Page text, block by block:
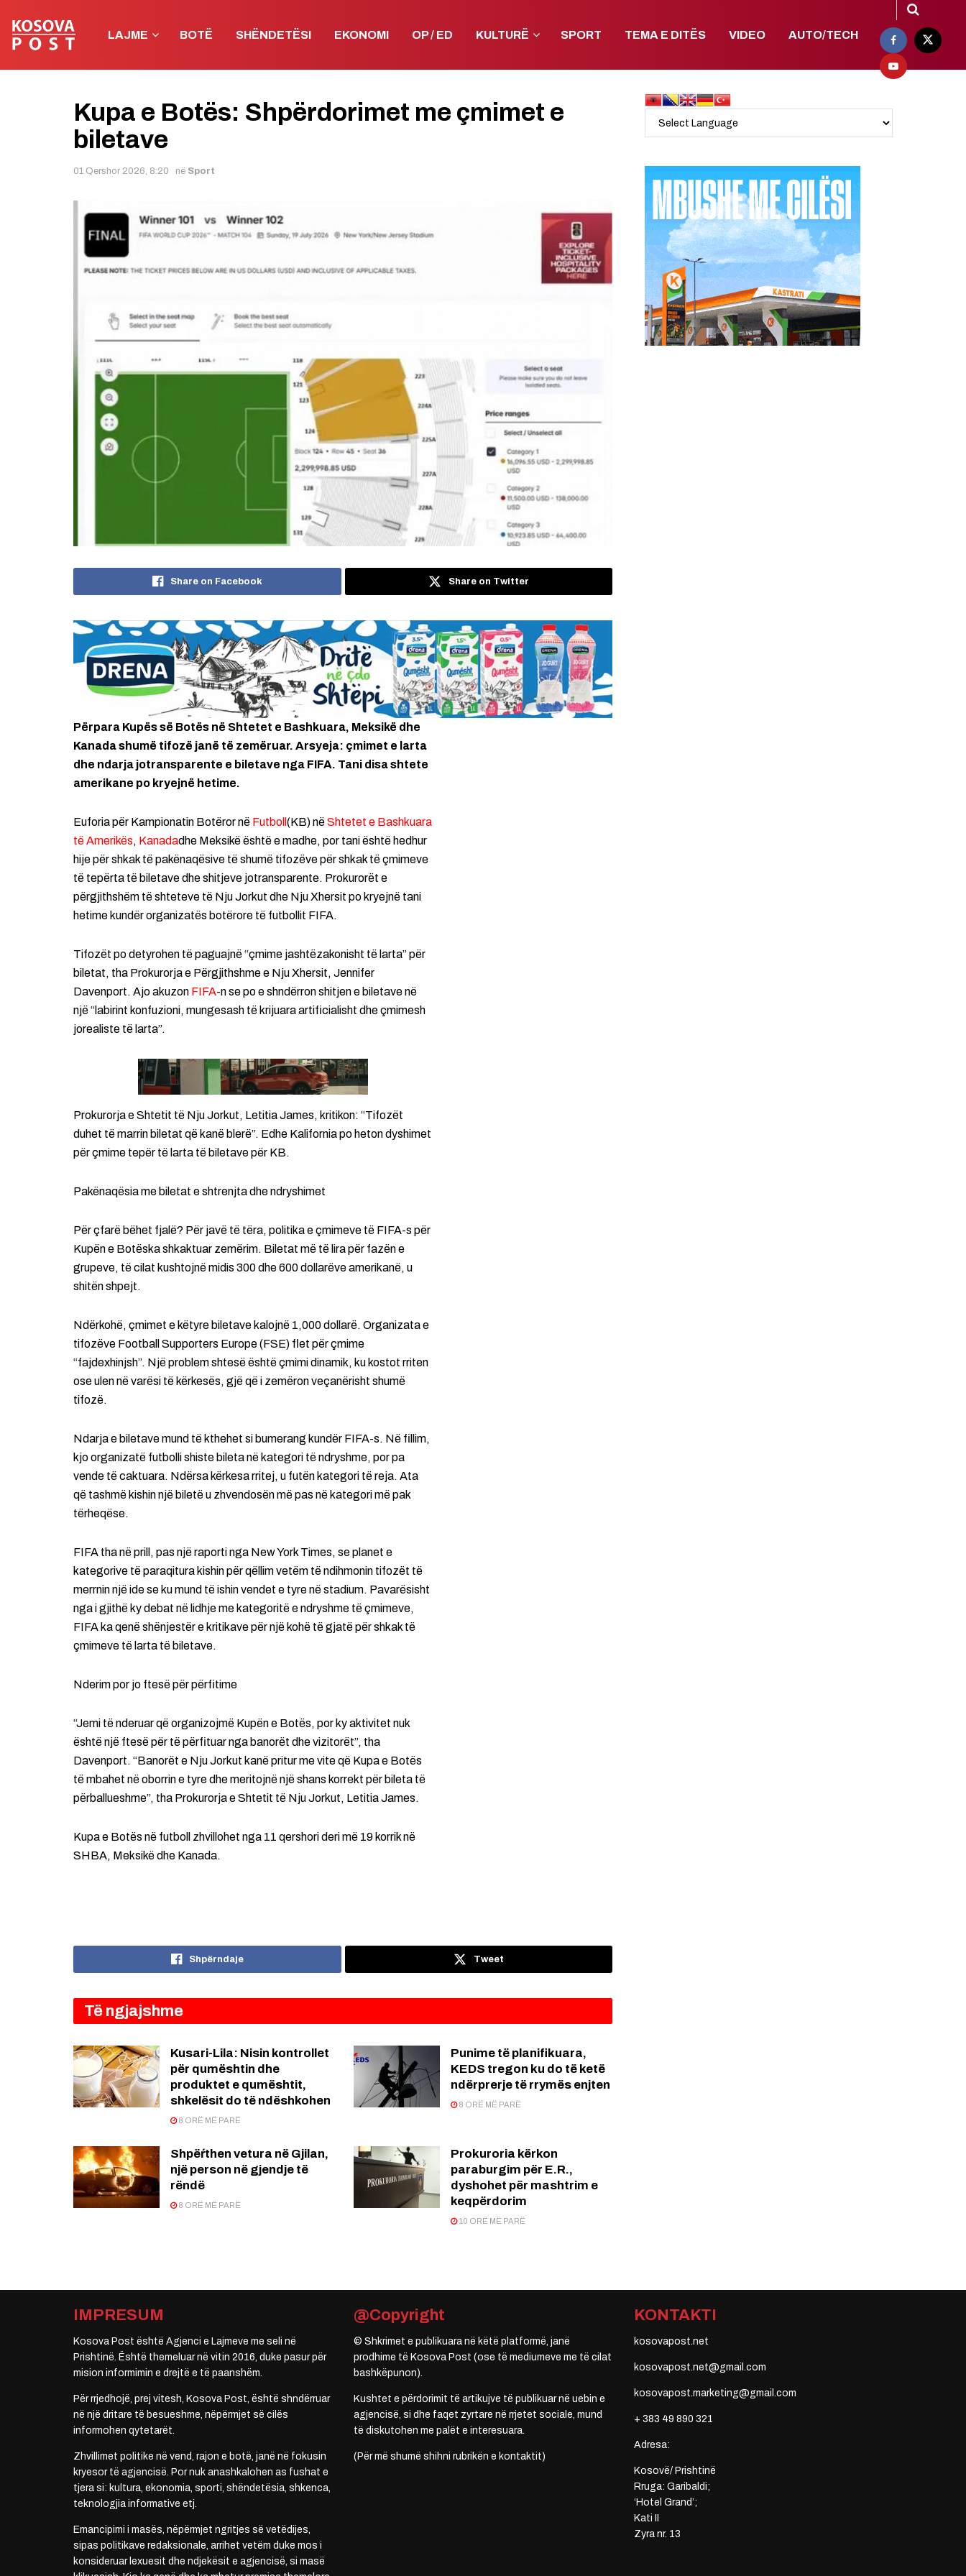
LAJME BOTË SHËNDETËSI EKONOMI OP / ED KULTURË SPORT TEMA E DITËS VIDEO AUTO/TECH
Kupa e Botës: Shpërdorimet me çmimet e
biletave
01 Qershor 2026, 8:20 në Sport
Share on Facebook Share on Twitter
Përpara Kupës së Botës në Shtetet e Bashkuara, Meksikë dhe
Kanada shumë tifozë janë të zemëruar. Arsyeja: çmimet e larta
dhe ndarja jotransparente e biletave nga FIFA. Tani disa shtete
amerikane po kryejnë hetime.
Euforia për Kampionatin Botëror në Futboll (KB) nëShtetet e Bashkuara
të Amerikës, Kanadadhe Meksikë është e madhe, por tani është hedhur
hije për shkak të pakënaqësive të shumë tifozëve për shkak të çmimeve
të tepërta të biletave dhe shitjeve jotransparente. Prokurorët e
përgjithshëm të shteteve të Nju Jorkut dhe Nju Xhersit po kryejnë tani
hetime kundër organizatës botërore të futbollit FIFA.
Tifozët po detyrohen të paguajnë “çmime jashtëzakonisht të larta” për
biletat, tha Prokurorja e Përgjithshme e Nju Xhersit, Jennifer
Davenport. Ajo akuzon FIFA-n se po e shndërron shitjen e biletave në
një “labirint konfuzioni, mungesash të krijuara artificialisht dhe çmimesh
jorealiste të larta”.
Prokurorja e Shtetit të Nju Jorkut, Letitia James, kritikon: “Tifozët
duhet të marrin biletat që kanë blerë”. Edhe Kalifornia po heton dyshimet
për çmime tepër të larta të biletave për KB.
Pakënaqësia me biletat e shtrenjta dhe ndryshimet
Për çfarë bëhet fjalë? Për javë të tëra, politika e çmimeve të FIFA-s për
Kupën e Botëska shkaktuar zemërim. Biletat më të lira për fazën e
grupeve, të cilat kushtojnë midis 300 dhe 600 dollarëve amerikanë, u
shitën shpejt.
Ndërkohë, çmimet e këtyre biletave kalojnë 1,000 dollarë. Organizata e
tifozëve Football Supporters Europe (FSE) flet për çmime
“fajdexhinjsh”. Një problem shtesë është çmimi dinamik, ku kostot rriten
ose ulen në varësi të kërkesës, gjë që i zemëron veçanërisht shumë
tifozë.
Ndarja e biletave mund të kthehet si bumerang kundër FIFA-s. Në fillim,
kjo organizatë futbolli shiste bileta në kategori të ndryshme, por pa
vende të caktuara. Ndërsa kërkesa rritej, u futën kategori të reja. Ata
që tashmë kishin një biletë u zhvendosën më pas në kategori më pak
tërheqëse.
FIFA tha në prill, pas një raporti nga New York Times, se planet e
kategorive të paraqitura kishin për qëllim vetëm të ndihmonin tifozët të
merrnin një ide se ku mund të ishin vendet e tyre në stadium. Pavarësisht
nga i gjithë ky debat në lidhje me kategoritë e ndryshme të çmimeve,
FIFA ka qenë shënjestër e kritikave për një kohë të gjatë për shkak të
çmimeve të larta të biletave.
Nderim por jo ftesë për përfitime
“Jemi të nderuar që organizojmë Kupën e Botës, por ky aktivitet nuk
është një ftesë për të përfituar nga banorët dhe vizitorët”, tha
Davenport. “Banorët e Nju Jorkut kanë pritur me vite që Kupa e Botës
të mbahet në oborrin e tyre dhe meritojnë një shans korrekt për bileta të
përballueshme”, tha Prokurorja e Shtetit të Nju Jorkut, Letitia James.
Kupa e Botës në futboll zhvillohet nga 11 qershori deri më 19 korrik në
SHBA, Meksikë dhe Kanada.
Shpërndaje Tweet
Të ngjajshme
Kusari-Lila: Nisin kontrollet
për qumështin dhe
produktet e qumështit,
shkelësit do të ndëshkohen
8 ORË MË PARË
Punime të planifikuara,
KEDS tregon ku do të ketë
ndërprerje të rrymës enjten
8 ORË MË PARË
Shpëŕthen vetura në Gjilan,
një person në gjendje të
rëndë
8 ORË MË PARË
Prokuroria kërkon
paraburgim për E.R.,
dyshohet për mashtrim e
keqpërdorim
10 ORË MË PARË
IMPRESUM
Kosova Post është Agjenci e Lajmeve me seli në
Prishtinë. Është themeluar në vitin 2016, duke pasur për
mision informimin e drejtë e të paanshëm.
Për rrjedhojë, prej vitesh, Kosova Post, është shndërruar
në një dritare të besueshme, nëpërmjet së cilës
informohen qytetarët.
Zhvillimet politike në vend, rajon e botë, janë në fokusin
kryesor të agjencisë. Por nuk anashkalohen as fushat e
tjera si: kultura, ekonomia, sporti, shëndetësia, shkenca,
teknologjia informative etj.
Emancipimi i masës, nëpërmjet ngritjes së vetëdijes,
sipas politikave redaksionale, arrihet vetëm duke mos i
konsideruar lexuesit dhe ndjekësit e agjencisë, si masë
@Copyright
© Shkrimet e publikuara në këtë platformë, janë
prodhime të Kosova Post (ose të mediumeve me të cilat
bashkëpunon).
Kushtet e përdorimit të artikujve të publikuar në uebin e
agjencisë, si dhe faqet zyrtare në rrjetet sociale, mund
të diskutohen me palët e interesuara.
(Për më shumë shihni rubrikën e kontaktit)
KONTAKTI
kosovapost.net
kosovapost.net@gmail.com
kosovapost.marketing@gmail.com
+ 383 49 890 321
Adresa:
Kosovë/ Prishtinë
Rruga: Garibaldi;
‘Hotel Grand’;
Kati II
Zyra nr. 13